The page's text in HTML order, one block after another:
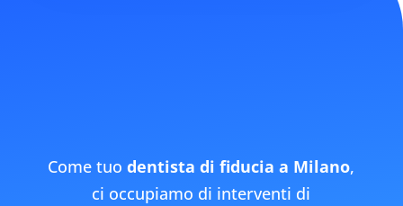
Come tuodentista di fiducia a Milano,
ci occupiamo di interventi di